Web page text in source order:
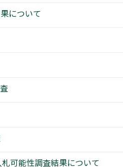
について
可能性調査結果について